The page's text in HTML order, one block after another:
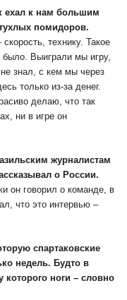
ехал к нам большим
помидоров.
технику. Такое
Выиграли мы игру,
знал, с кем мы через
только из-за денег.
делаю, что так
ни в игре он
журналистам
о России.
он говорил о команде, в
что это интервью –
спартаковские
недель. Будто в
которого ноги – словно